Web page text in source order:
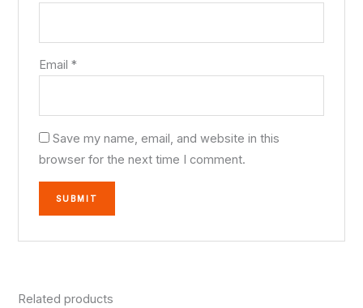
Email *
Save my name, email, and website in this
browser for the next time I comment.
Related products